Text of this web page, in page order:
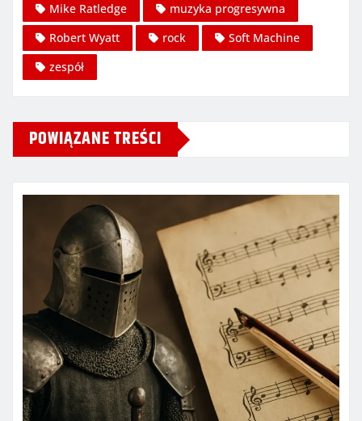
Mike Ratledge
muzyka progresywna
Robert Wyatt
rock
Soft Machine
zespół
POWIĄZANE TREŚCI